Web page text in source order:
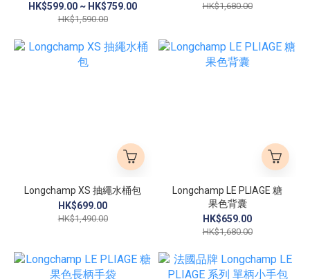
HK$599.00 ~ HK$759.00
HK$1,590.00
HK$1,680.00
Longchamp XS 抽繩水桶包
HK$699.00
HK$1,490.00
Longchamp LE PLIAGE 糖
果色背囊
HK$659.00
HK$1,680.00